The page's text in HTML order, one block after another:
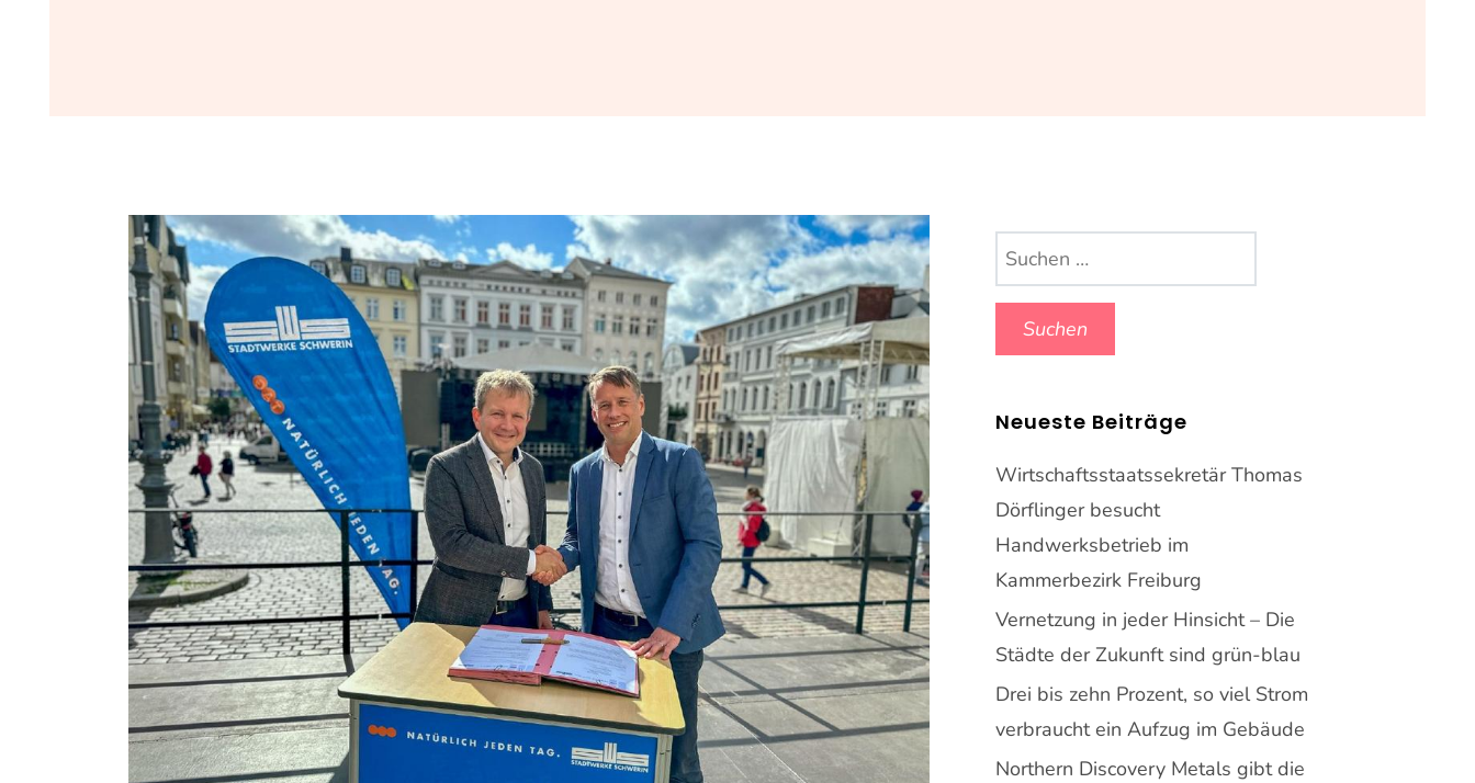
Suchen
nach:
Neueste Beiträge
Wirtschaftsstaatssekretär Thomas
Dörflinger besucht
Handwerksbetrieb im
Kammerbezirk Freiburg
Vernetzung in jeder Hinsicht – Die
Städte der Zukunft sind grün-blau
Drei bis zehn Prozent, so viel Strom
verbraucht ein Aufzug im Gebäude
Northern Discovery Metals gibt die